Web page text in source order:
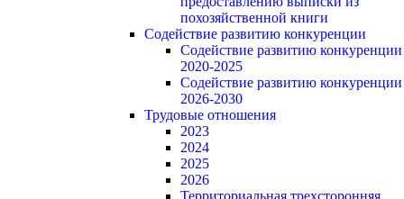
похозяйственной книги
Содействие развитию конкуренции
Содействие развитию конкуренции
2020-2025
Содействие развитию конкуренции
2026-2030
Трудовые отношения
2023
2024
2025
2026